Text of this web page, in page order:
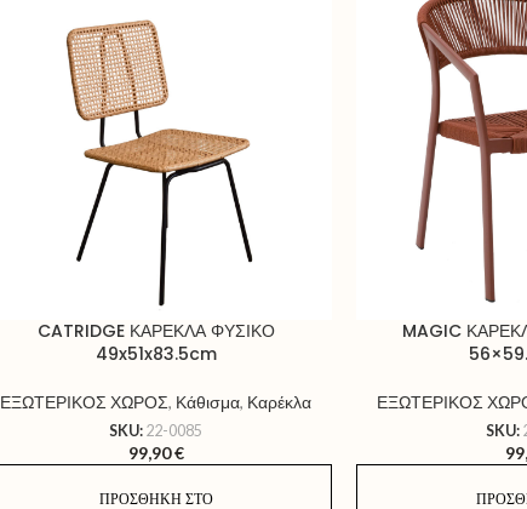
CATRIDGE ΚΑΡΕΚΛΑ ΦΥΣΙΚΟ
49x51x83.5cm
ΕΞΩΤΕΡΙΚΟΣ ΧΩΡΟΣ, Κάθισμα, Καρέκλα
SKU: 22-0085
99,90€
ΠΡΟΣΘΉΚΗ ΣΤΟ
MAGIC
ΕΞΩΤΕΡΙΚΟΣ
SKU: